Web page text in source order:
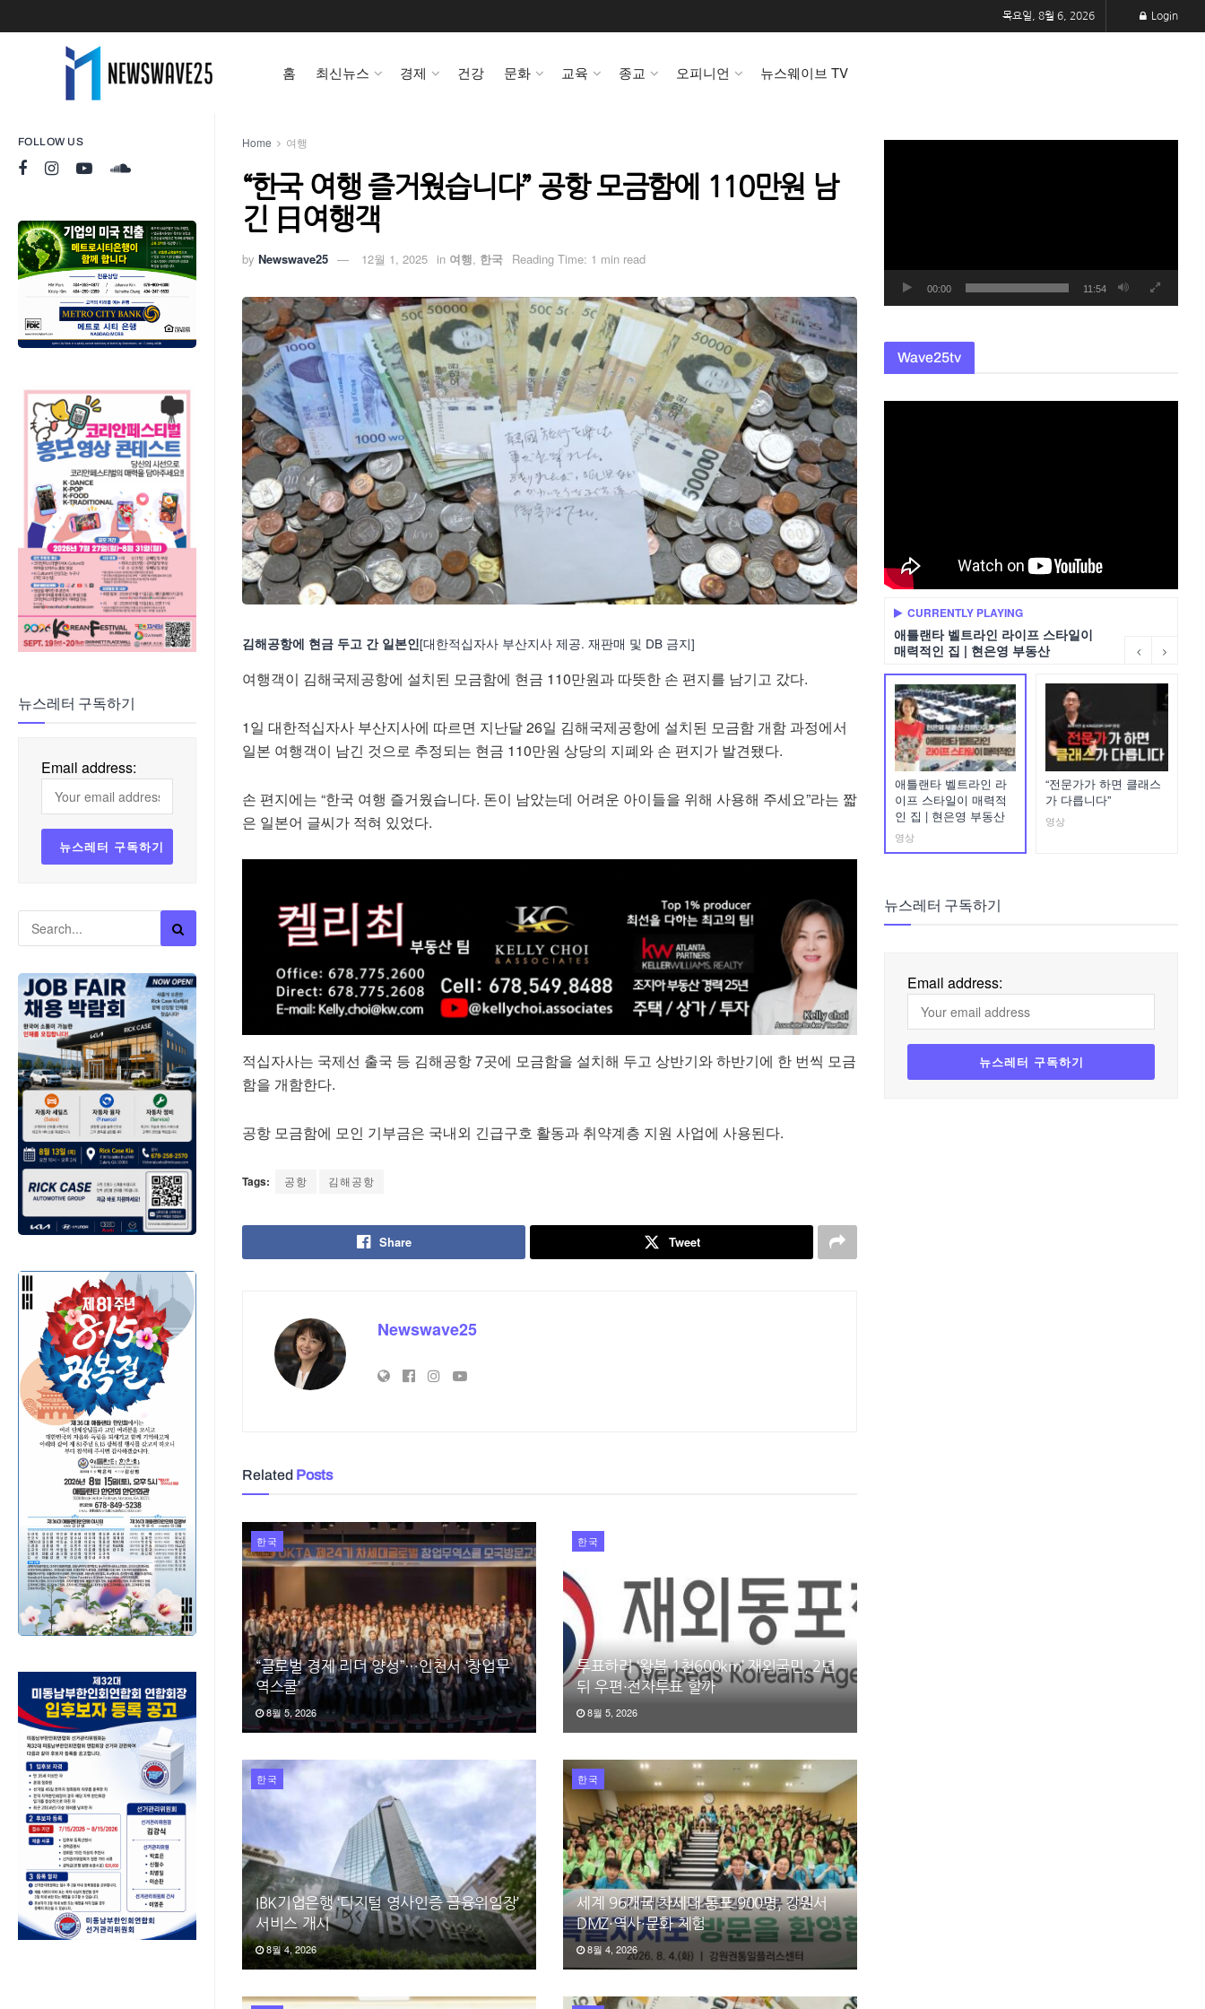
FOLLOW US
뉴스레터 구독하기
Email address:
목요일, 8월 6, 2026 Login
홈 최신뉴스 경제 건강 문화 교육 종교 오피니언 뉴스웨이브 TV
Home 여행
“한국 여행 즐거웠습니다” 공항 모금함에 110만원 남
긴 日여행객
by Newswave25 12월 1, 2025 in 여행, 한국 Reading Time: 1 min read
김해공항에 현금 두고 간 일본인[대한적십자사 부산지사 제공. 재판매 및 DB 금지]
여행객이 김해국제공항에 설치된 모금함에 현금 110만원과 따뜻한 손 편지를 남기고 갔다.
1일 대한적십자사 부산지사에 따르면 지난달 26일 김해국제공항에 설치된 모금함 개함 과정에서
일본 여행객이 남긴 것으로 추정되는 현금 110만원 상당의 지폐와 손 편지가 발견됐다.
손 편지에는 “한국 여행 즐거웠습니다. 돈이 남았는데 어려운 아이들을 위해 사용해 주세요”라는 짧
은 일본어 글씨가 적혀 있었다.
적십자사는 국제선 출국 등 김해공항 7곳에 모금함을 설치해 두고 상반기와 하반기에 한 번씩 모금
함을 개함한다.
공항 모금함에 모인 기부금은 국내외 긴급구호 활동과 취약계층 지원 사업에 사용된다.
Tags: 공항 김해공항
Share Tweet
Newswave25
Related Posts
한국
“글로벌 경제 리더 양성”…인천서 ‘창업무
역스쿨’
8월 5, 2026
한국
투표하러 ‘왕복 1천600km’ 재외국민, 2년
뒤 우편·전자투표 할까
8월 5, 2026
한국
IBK기업은행 ‘디지털 영사인증 금융위임장’
서비스 개시
8월 4, 2026
한국
세계 96개국 차세대 동포 900명, 강원서
DMZ·역사·문화 체험
8월 4, 2026
00:00 11:54
Wave25tv
CURRENTLY PLAYING
애틀랜타 벨트라인 라이프 스타일이
매력적인 집 | 현은영 부동산
애틀랜타 벨트라인 라
이프 스타일이 매력적
인 집 | 현은영 부동산
영상
“전문가가 하면 클래스
가 다릅니다”
영상
뉴스레터 구독하기
Email address: